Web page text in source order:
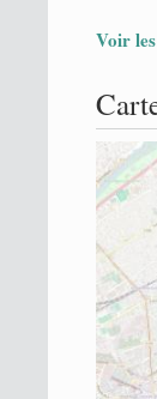
Voir